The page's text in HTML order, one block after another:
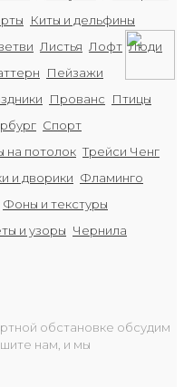
Киты и дельфины
Листья Лофт Люди
Пейзажи
Прованс
Птицы
Спорт
на потолок Трейси Ченг
и дворики Фламинго
Фоны и текстуры
и узоры Чернила
обстановке обсудим
нам, и мы